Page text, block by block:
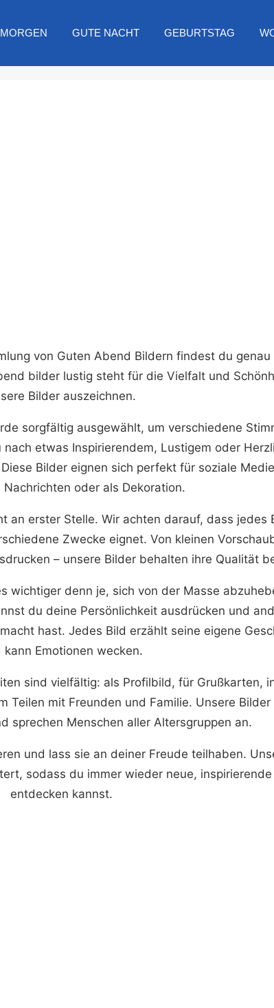
GUTE NACHT GEBURTSTAG
von Guten Abend Bildern findest du genau
bilder lustig steht für die Vielfalt und
Bilder auszeichnen.
sorgfältig ausgewählt, um verschiedene
etwas Inspirierendem, Lustigem oder
Bilder eignen sich perfekt für soziale
Nachrichten oder als Dekoration.
an erster Stelle. Wir achten darauf, dass jedes
Zwecke eignet. Von kleinen
– unsere Bilder behalten ihre Qualität
wichtiger denn je, sich von der Masse
du deine Persönlichkeit ausdrücken und
hast. Jedes Bild erzählt seine eigene
kann Emotionen wecken.
sind vielfältig: als Profilbild, für Grußkarten,
Teilen mit Freunden und Familie. Unsere Bilder
sprechen Menschen aller Altersgruppen an.
und lass sie an deiner Freude teilhaben.
sodass du immer wieder neue,
entdecken kannst.